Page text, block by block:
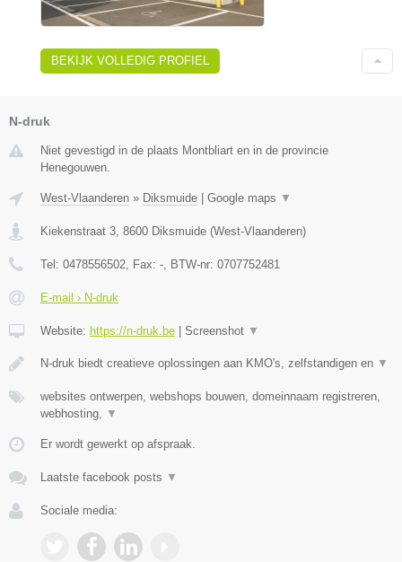
BEKIJK VOLLEDIG PROFIEL
N-druk
Niet gevestigd in de plaats Montbliart en in de provincie
Henegouwen.
West-Vlaanderen » Diksmuide | Google maps ▼
Kiekenstraat 3 8600 Diksmuide (West-Vlaanderen)
Tel: 0478556502 , Fax: - , BTW-nr: 0707752481
E-mail › N-druk
Website: https://n-druk.be | Screenshot ▼
N-druk biedt creatieve oplossingen aan KMO's, zelfstandigen en ▼
websites ontwerpen, webshops bouwen, domeinnaam registreren,
webhosting,
▼
Er wordt gewerkt op afspraak.
Laatste facebook posts ▼
Sociale media: